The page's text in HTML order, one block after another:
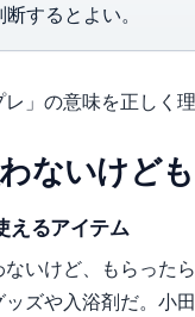
するとよい。
」の意味を正しく
ないけど
えるアイテム
ないけど、もらった
ズや入浴剤だ。小